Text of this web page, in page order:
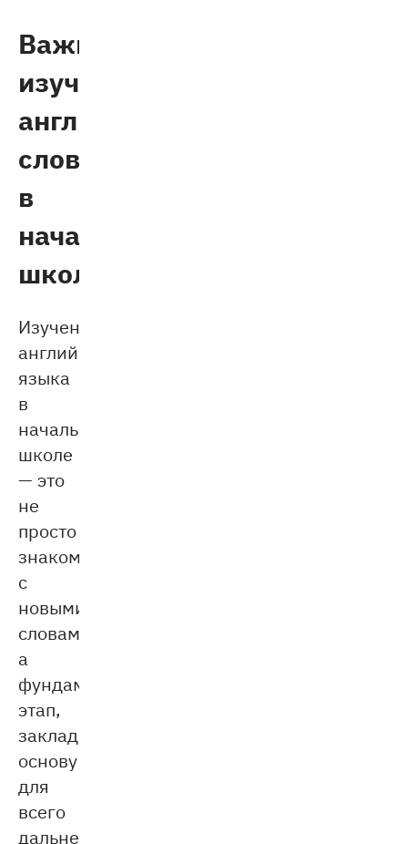
Важность
изучения
английских
слов
в
начальной
школе
Изучение
английского
языка
в
начальной
школе
— это
не
просто
знакомство
с
новыми
словами,
а
фундаментальный
этап,
закладывающий
основу
для
всего
дальнейшего